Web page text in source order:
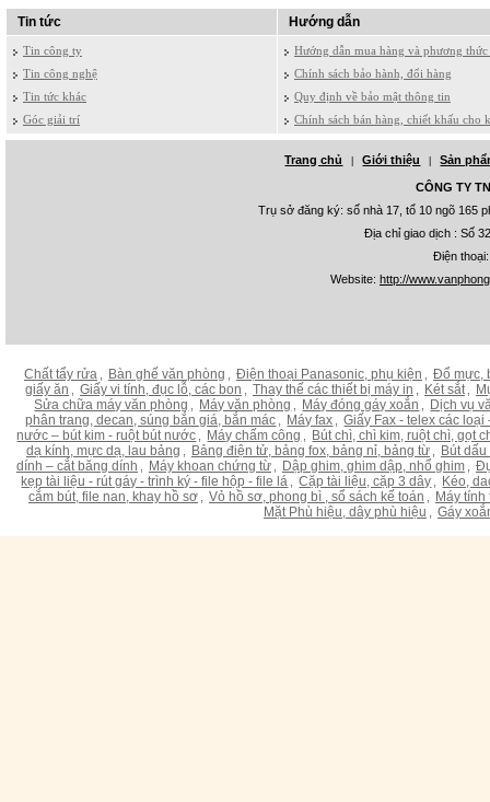
Tin tức Hướng dẫn
Tin công ty
Tin công nghệ
Tin tức khác
Góc giải trí
Hướng dẫn mua hàng và phương
Chính sách bảo hành, đổi hàng
Quy định về bảo mật thông tin
Chính sách bán hàng, chiết khấu cho
Trang chủ Giới thiệu Sản
CÔNG TY
Trụ sở đăng ký: số nhà 17, tổ 10 ngõ 165
Địa chỉ giao dịch : Số
Điện
Website: http://
Chất tẩy rửa Bàn ghế văn phòng Điện thoại Panasonic, phụ kiện
Đổ mực,
giấy ăn
Giấy vi tính, đục lỗ, các bon Thay thế các thiết bị máy in Két sắt
Sửa chữa máy văn phòng
Máy văn phòng Máy đóng gáy xoắn
Dịch vụ
phân trang, decan, súng bắn giá, bắn mác
Máy fax
Giấy Fax - telex các loại
nước – bút kim - ruột bút nước
Máy chấm công
Bút chì, chì kim, ruột chì, gọt
dạ kính, mực dạ, lau bảng
Bảng điện tử, bảng fox, bảng nỉ, bảng từ
Bút
dính – cắt băng dính
Máy khoan chứng từ Dập ghim, ghim dập, nhổ ghim
kẹp tài liệu - rút gáy - trình ký - file hộp - file lá
Cặp tài liệu, cặp 3 dây
Kéo,
cắm bút, file nan, khay hồ sơ
Vỏ hồ sơ, phong bì , sổ sách kế toán
Máy tính
Mặt Phù hiệu, dây phù hiệu
Gáy